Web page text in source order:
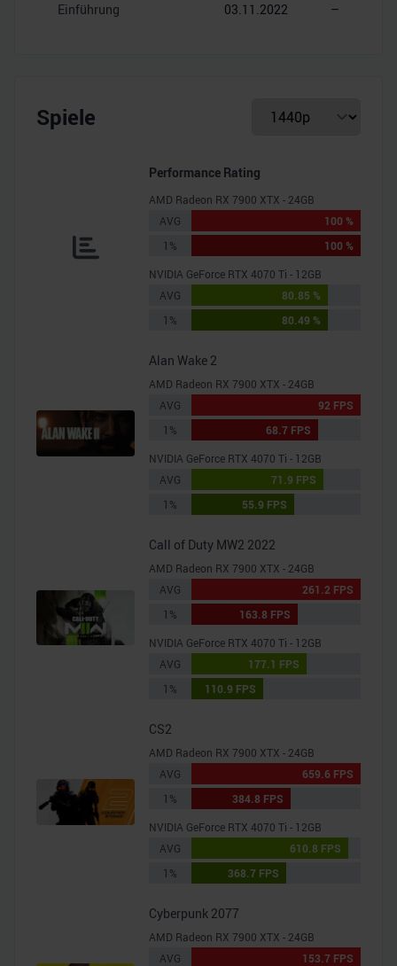
Einführung 03.11.2022 –
Spiele
Performance Rating
AMD Radeon RX 7900 XTX - 24GB
AVG
100 %
1%
100 %
NVIDIA GeForce RTX 4070 Ti - 12GB
AVG
80.85 %
1%
80.49 %
Alan Wake 2
AMD Radeon RX 7900 XTX - 24GB
AVG
92 FPS
1%
68.7 FPS
NVIDIA GeForce RTX 4070 Ti - 12GB
AVG
71.9 FPS
1%
55.9 FPS
Call of Duty MW2 2022
AMD Radeon RX 7900 XTX - 24GB
AVG
261.2 FPS
1%
163.8 FPS
NVIDIA GeForce RTX 4070 Ti - 12GB
AVG
177.1 FPS
1%
110.9 FPS
CS2
AMD Radeon RX 7900 XTX - 24GB
AVG
659.6 FPS
1%
384.8 FPS
NVIDIA GeForce RTX 4070 Ti - 12GB
AVG
610.8 FPS
1%
368.7 FPS
Cyberpunk 2077
AMD Radeon RX 7900 XTX - 24GB
AVG
153.7 FPS